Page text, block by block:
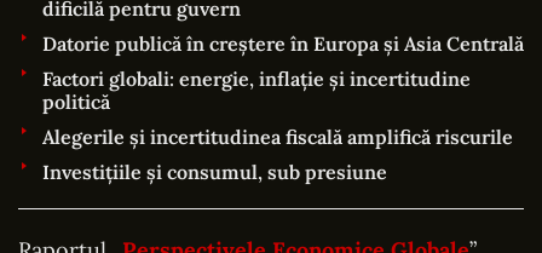
dificilă pentru guvern
Datorie publică în creștere în Europa și Asia Centrală
Factori globali: energie, inflație și incertitudine
politică
Alegerile și incertitudinea fiscală amplifică riscurile
Investițiile și consumul, sub presiune